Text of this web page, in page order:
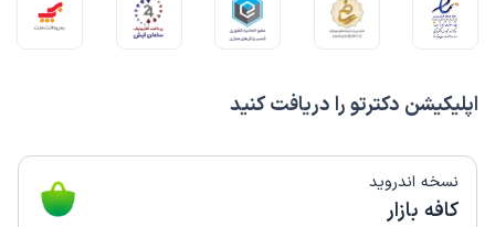
اپلیکیشن دکترتو را دریافت کنید
نسخه اندروید
کافه بازار